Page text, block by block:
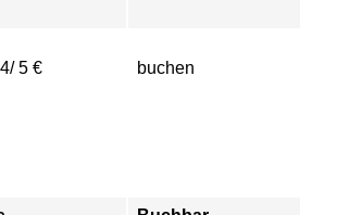
5 € buchen